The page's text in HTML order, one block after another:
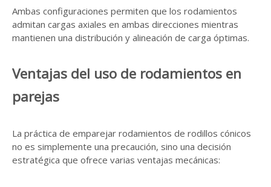
Ambas configuraciones permiten que los rodamientos
admitan cargas axiales en ambas direcciones mientras
mantienen una distribución y alineación de carga óptimas.
Ventajas del uso de rodamientos en
parejas
La práctica de emparejar rodamientos de rodillos cónicos
no es simplemente una precaución, sino una decisión
estratégica que ofrece varias ventajas mecánicas: